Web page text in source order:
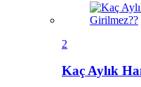
2
Kaç Aylık